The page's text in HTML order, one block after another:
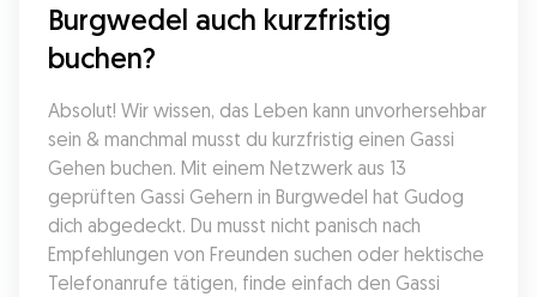
Burgwedel auch kurzfristig
buchen?
Absolut! Wir wissen, das Leben kann unvorhersehbar
sein & manchmal musst du kurzfristig einen Gassi
Gehen buchen. Mit einem Netzwerk aus 13
geprüften Gassi Gehern in Burgwedel hat Gudog
dich abgedeckt. Du musst nicht panisch nach
Empfehlungen von Freunden suchen oder hektische
Telefonanrufe tätigen, finde einfach den Gassi